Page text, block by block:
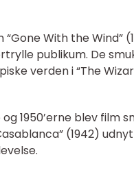
With the Wind”
publikum. De
verden i “The
1950’erne blev film
(1942)